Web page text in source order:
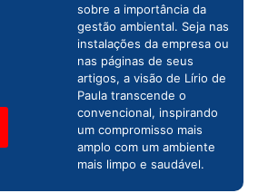
sobre a importância da
gestão ambiental. Seja nas
instalações da empresa ou
nas páginas de seus
artigos, a visão de Lírio de
Paula transcende o
convencional, inspirando
um compromisso mais
amplo com um ambiente
mais limpo e saudável.